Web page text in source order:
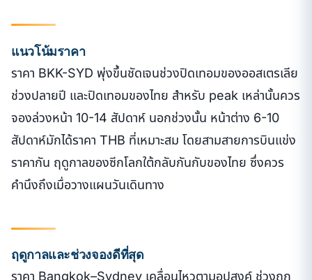
แนวโน้มราคา
ราคา BKK-SYD พุ่งขึ้นชัดเจนช่วงปิดเทอมของออสเตรเลีย
ช่วงปลายปี และปิดเทอมของไทย สำหรับ peak เหล่านั้นควร
จองล่วงหน้า 10-14 สัปดาห์ นอกช่วงนั้น หน้าต่าง 6-10
สัปดาห์มักได้ราคา THB ที่เหมาะสม โดยสามสายการบินแข่ง
ราคากัน ฤดูกาลของซีกโลกใต้กลับกันกับของไทย ซึ่งควร
คำนึงถึงเมื่อวางแผนวันเดินทาง
ฤดูกาลและช่วงจองดีที่สุด
ราคา Bangkok–Sydney เคลื่อนไหวตามอุปสงค์ ช่วงถูก